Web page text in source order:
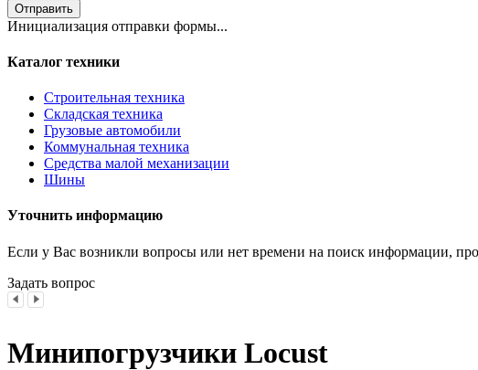
Отправить
Инициализация отправки формы...
Каталог техники
Строительная техника
Складская техника
Грузовые автомобили
Коммунальная техника
Средства малой механизации
Шины
Уточнить информацию
Если у Вас возникли вопросы или нет времени на поиск информации,
Задать вопрос
Минипогрузчики Locust